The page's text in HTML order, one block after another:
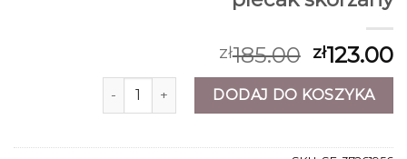
zł185.00 zł123.00
ilość plecak skórzanyDODAJ DO KOSZYKA